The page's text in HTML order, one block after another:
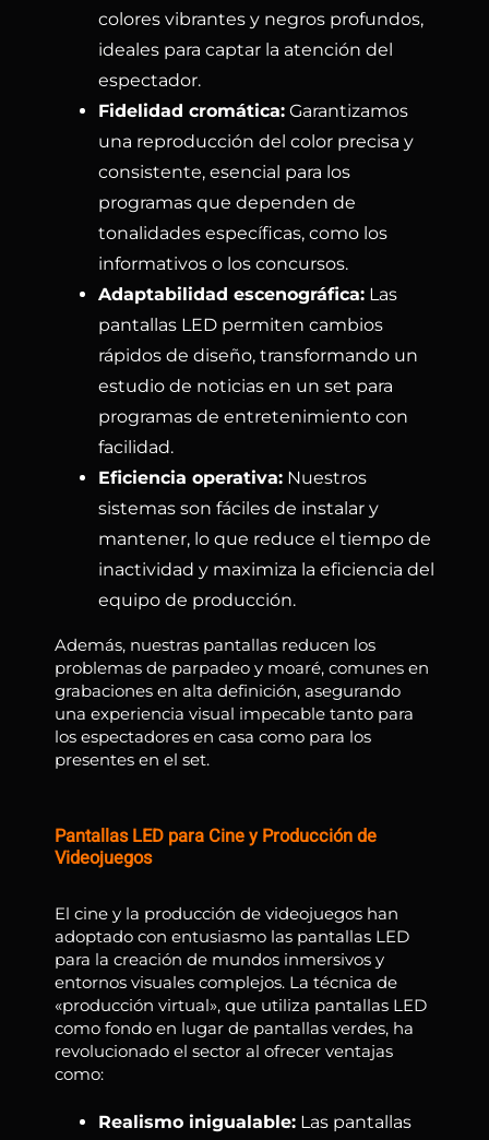
colores vibrantes y negros profundos,
ideales para captar la atención del
espectador.
Fidelidad cromática:Garantizamos
una reproducción del color precisa y
consistente, esencial para los
programas que dependen de
tonalidades específicas, como los
informativos o los concursos.
Adaptabilidad escenográfica:Las
pantallas LED permiten cambios
rápidos de diseño, transformando un
estudio de noticias en un set para
programas de entretenimiento con
facilidad.
Eficiencia operativa:Nuestros
sistemas son fáciles de instalar y
mantener, lo que reduce el tiempo de
inactividad y maximiza la eficiencia del
equipo de producción.
Además, nuestras pantallas reducen los
problemas de parpadeo y moaré, comunes en
grabaciones en alta definición, asegurando
una experiencia visual impecable tanto para
los espectadores en casa como para los
presentes en el set.
Pantallas LED para Cine y Producción de
Videojuegos
El cine y la producción de videojuegos han
adoptado con entusiasmo las pantallas LED
para la creación de mundos inmersivos y
entornos visuales complejos. La técnica de
«producción virtual», que utiliza pantallas LED
como fondo en lugar de pantallas verdes, ha
revolucionado el sector al ofrecer ventajas
como:
Realismo inigualable:Las pantallas